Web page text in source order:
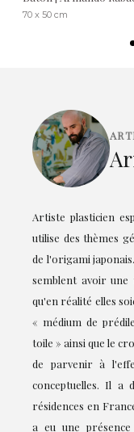
70 x 50 cm
Artiste plasticien
utilise des thèmes
de l'origami
semblent avoir une
qu'en réalité elles
« médium de
toile » ainsi que le
de parvenir à
conceptuelles. Il a
résidences en
a eu une